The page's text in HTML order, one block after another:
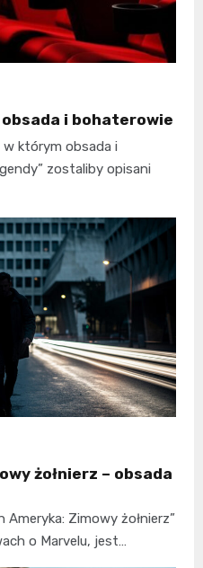
i bohaterowie
w którym obsada i
zostaliby opisani
żołnierz – obsada
Zimowy żołnierz”
o Marvelu, jest…